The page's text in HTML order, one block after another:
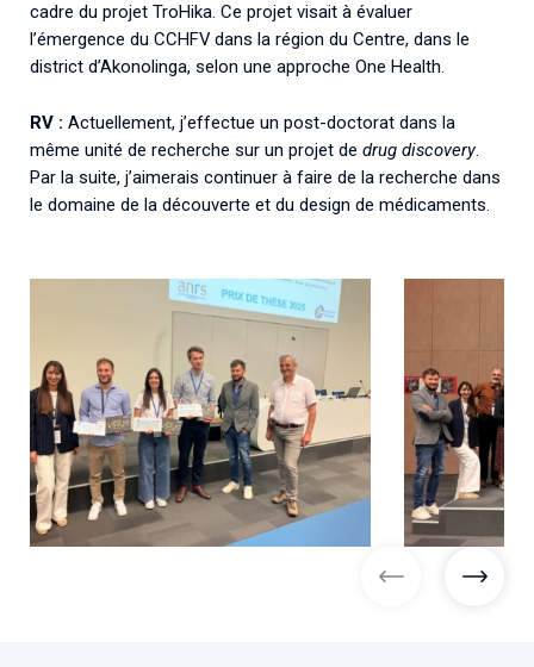
cadre du projet TroHika. Ce projet visait à évaluer
l’émergence du CCHFV dans la région du Centre, dans le
district d’Akonolinga, selon une approche One Health.
RV : Actuellement, j’effectue un post-doctorat dans la
même unité de recherche sur un projet de drug discovery.
Par la suite, j’aimerais continuer à faire de la recherche dans
le domaine de la découverte et du design de médicaments.